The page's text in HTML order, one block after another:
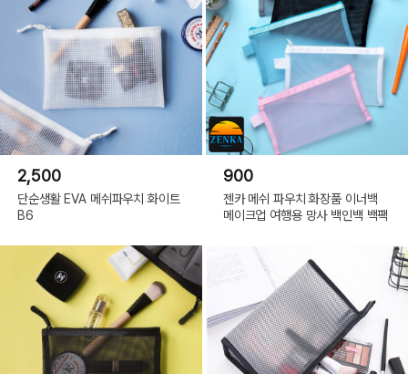
2,500
단순생활 EVA 메쉬파우치 화이트
B6
900
젠카 메쉬 파우치 화장품 이너백
메이크업 여행용 망사 백인백 백팩